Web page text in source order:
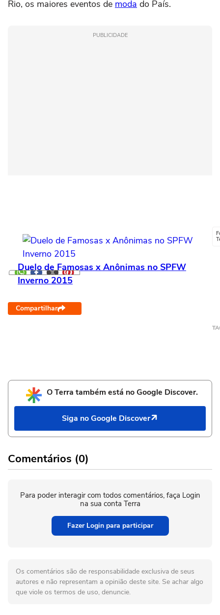
Rio, os maiores eventos de moda do País.
PUBLICIDADE
Duelo de Famosas x Anônimas no SPFW
Inverno 2015
Compartilhar
O Terra também está no Google Discover.
Siga no Google Discover
Comentários (0)
Para poder interagir com todos comentários, faça Login
na sua conta Terra
Fazer Login para participar
Os comentários são de responsabilidade exclusiva de seus
autores e não representam a opinião deste site. Se achar algo
que viole os termos de uso, denuncie.